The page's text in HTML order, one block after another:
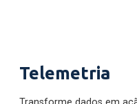
Telemetria
Transforme dados em